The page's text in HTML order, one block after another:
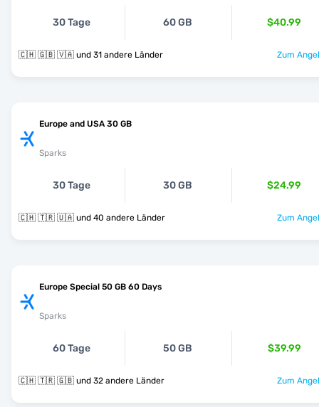
30 Tage 60 GB $40.99
🇨🇭 🇬🇧 🇻🇦 und 31 andere Länder Zum
Europe and USA 30 GB
Sparks
30 Tage 30 GB $24.99
🇨🇭 🇹🇷 🇺🇦 und 40 andere Länder Zum
Europe Special 50 GB 60 Days
Sparks
60 Tage 50 GB $39.99
🇨🇭 🇹🇷 🇬🇧 und 32 andere Länder Zum